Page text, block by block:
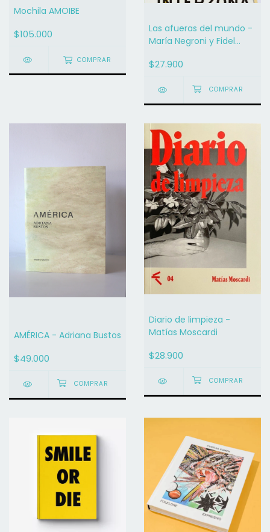
Mochila AMOIBE
$105.000
COMPRAR
Las afueras del mundo -
María Negroni y Fidel
$27.900
AMÉRICA - Adriana Bustos
$49.000
Diario de limpieza -
Matías Moscardi
$28.900